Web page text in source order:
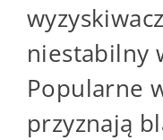
niestabilny
Popularne
przyznają